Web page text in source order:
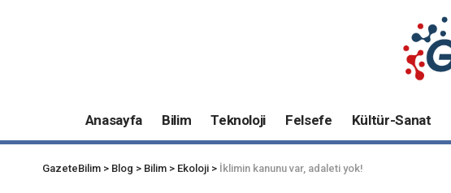
Anasayfa Bilim Teknoloji Felsefe Kültür-Sanat
GazeteBilim > Blog > Bilim > Ekoloji > İklimin kanunu var, adaleti yok!